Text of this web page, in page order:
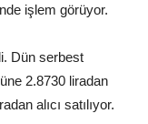
işlem görüyor.
Dün serbest
2.8730 liradan
alıcı satılıyor.